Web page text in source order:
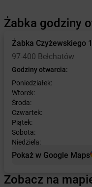
Żabka godziny
Żabka Czyżewskiego
97-400 Bełchatów
Godziny otwarcia:
Poniedziałek:
Wtorek:
Środa:
Czwartek:
Piątek:
Sobota:
Niedziela:
Pokaż w Google Maps
Zobacz na